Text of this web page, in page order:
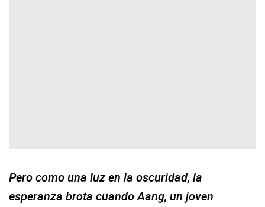
Pero como una luz en la oscuridad, la
esperanza brota cuando Aang, un joven